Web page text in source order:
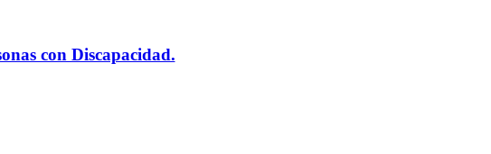
con Discapacidad.